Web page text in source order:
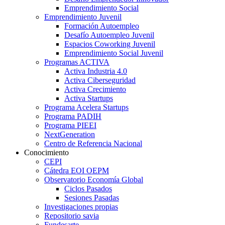
Emprendimiento Social
Emprendimiento Juvenil
Formación Autoempleo
Desafío Autoempleo Juvenil
Espacios Coworking Juvenil
Emprendimiento Social Juvenil
Programas ACTIVA
Activa Industria 4.0
Activa Ciberseguridad
Activa Crecimiento
Activa Startups
Programa Acelera Startups
Programa PADIH
Programa PIEEI
NextGeneration
Centro de Referencia Nacional
Conocimiento
CEPI
Cátedra EOI OEPM
Observatorio Economía Global
Ciclos Pasados
Sesiones Pasadas
Investigaciones propias
Repositorio savia